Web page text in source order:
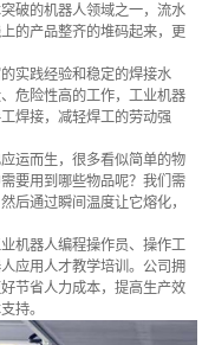
破的机器人领域之一，流水
的产品整齐的堆码起来，更
实践经验和稳定的焊接水
危险性高的工作，工业机器
焊接，减轻焊工的劳动强
运而生，很多看似简单的物
要用到哪些物品呢？我们需
后通过瞬间温度让它熔化，
机器人编程操作员、操作工
应用人才教学培训。公司拥
节省人力成本，提高生产效
持。